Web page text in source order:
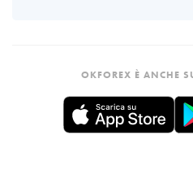
OKFOREX È ANCHE